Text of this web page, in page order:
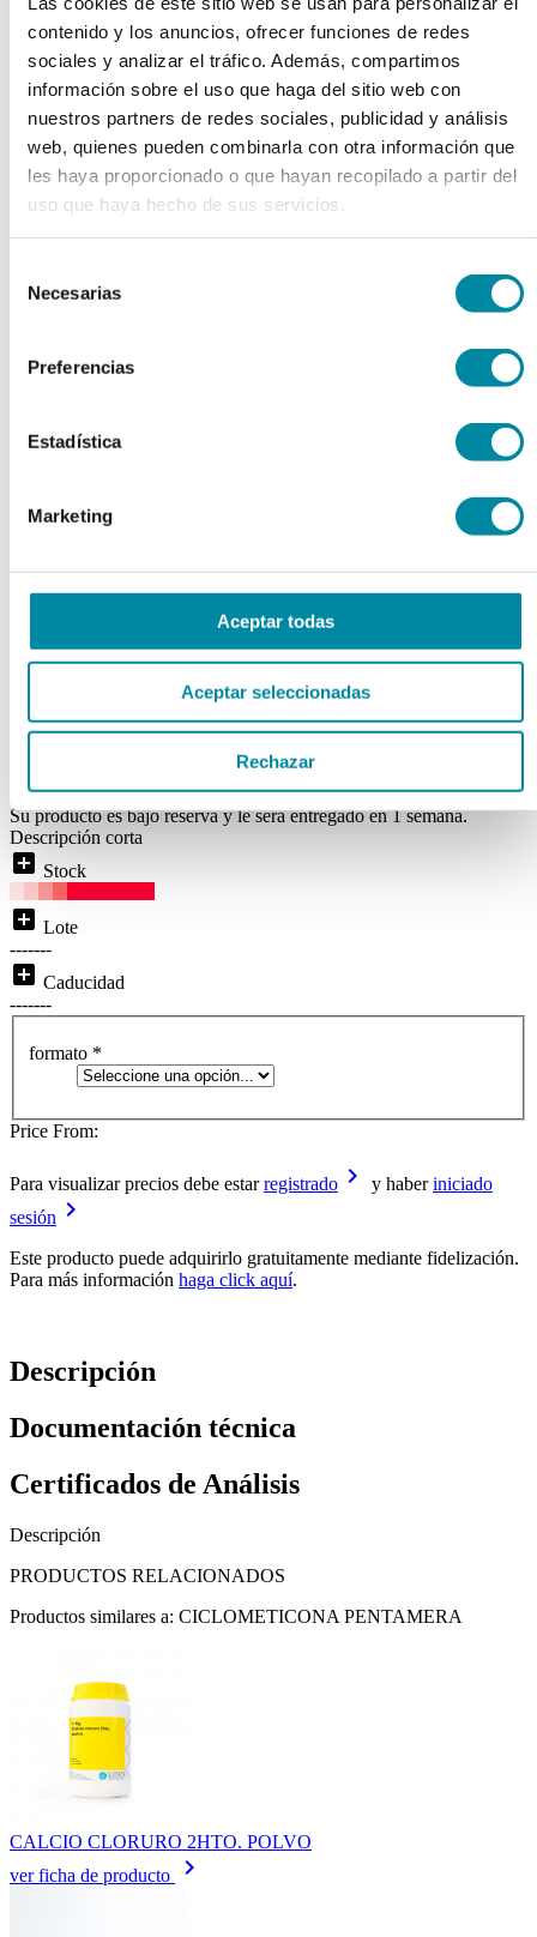
contenido y los anuncios, ofrecer funciones de redes
sociales y analizar el tráfico. Además, compartimos
información sobre el uso que haga del sitio web con
nuestros partners de redes sociales, publicidad y análisis
web, quienes pueden combinarla con otra información que
les haya proporcionado o que hayan recopilado a partir del
uso que haya hecho de sus servicios.
Necesarias
Preferencias
Estadística
Marketing
Aceptar todas
Aceptar seleccionadas
Rechazar
chevron_left chevron_right
CICLOMETICONA
PENTAMERA
Disponibilidad:BAJO RESERVA
Entrega inmediata
Price From:
Su producto es bajo reserva y le será entregado en 1 semana.
Descripción corta
add_box Stock
add_box Lote
-------
add_box Caducidad
-------
formato *
Price From:
Para visualizar precios debe estarregistrado keyboard_arrow_right y haberiniciado
sesión keyboard_arrow_right
Este producto puede adquirirlo gratuitamente mediante fidelización.
Para más información haga click aquí.
Descripción
Documentación técnica
Certificados de Análisis
Descripción
PRODUCTOS RELACIONADOS
Productos similares a: CICLOMETICONA PENTAMERA
CALCIO CLORURO 2HTO. POLVO
ver ficha de producto
keyboard_arrow_right